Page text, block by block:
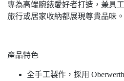
專為高端腕錶愛好者打造，兼具
旅行或居家收納都展現尊貴品味。
產品特色
全手工製作，採用